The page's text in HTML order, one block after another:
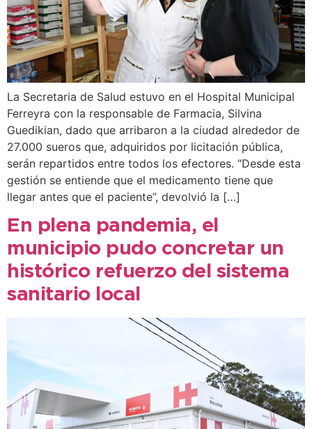
La Secretaria de Salud estuvo en el Hospital Municipal
Ferreyra con la responsable de Farmacia, Silvina
Guedikian, dado que arribaron a la ciudad alrededor de
27.000 sueros que, adquiridos por licitación pública,
serán repartidos entre todos los efectores. “Desde esta
gestión se entiende que el medicamento tiene que
llegar antes que el paciente”, devolvió la […]
En plena pandemia, el
municipio pudo concretar un
histórico refuerzo del sistema
sanitario local